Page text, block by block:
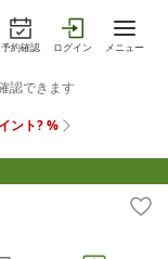
予約確認 ログイン メニュー